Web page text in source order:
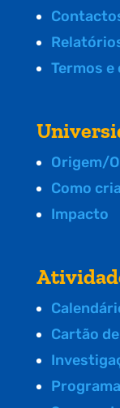
Termos
Origem/
Como
Impacto
Cartão